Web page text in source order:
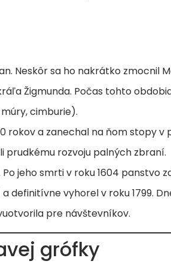
Neskôr sa ho nakrátko zmocnil
Žigmunda. Počas tohto
cimburie).
rokov a zanechal na ňom stopy
prudkému rozvoju palných zbraní.
jeho smrti v roku 1604 panstvo
definitívne vyhorel v roku 1799.
pre návštevníkov.
grófky